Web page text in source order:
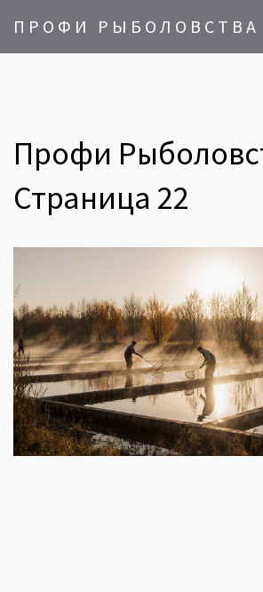
ПРОФИ РЫБОЛОВСТВА
Профи
Страница 22